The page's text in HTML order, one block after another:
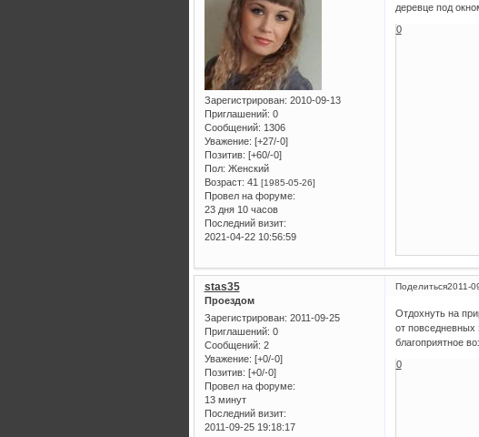
Зарегистрирован: 2010-09-13
Приглашений: 0
Сообщений: 1306
Уважение: [+27/-0]
Позитив: [+60/-0]
Пол: Женский
Возраст: 41 [1985-05-26]
Провел на форуме:
23 дня 10 часов
Последний визит:
2021-04-22 10:56:59
деревце под
0
Поделиться2011-
stas35
Проездом
Зарегистрирован: 2011-09-25
Приглашений: 0
Сообщений: 2
Уважение: [+0/-0]
Позитив: [+0/-0]
Провел на форуме:
13 минут
Последний визит:
2011-09-25 19:18:17
Отдохнуть на
от повседневных
благоприятное
0